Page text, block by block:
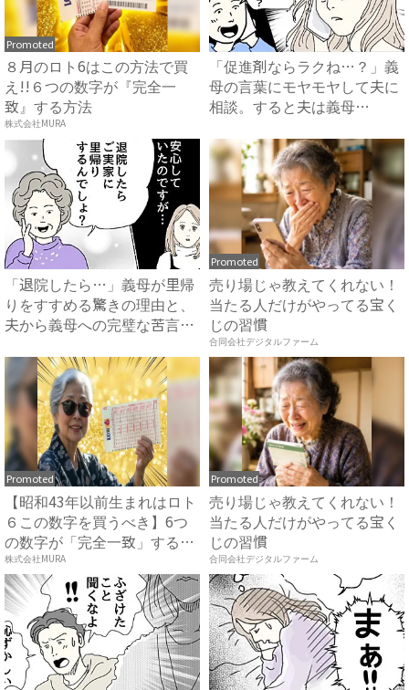
Promoted
８月のロト6はこの方法で買
え!!６つの数字が『完全一
致』する方法
株式会社MURA
「促進剤ならラクね…？」義
母の言葉にモヤモヤして夫に
相談。すると夫は義母
「退院したら…」義母が里帰
りをすすめる驚きの理由と、
夫から義母への完璧な苦言
Promoted
売り場じゃ教えてくれない！
当たる人だけがやってる宝く
じの習慣
合同会社デジタルファーム
Promoted
【昭和43年以前生まれはロト
６この数字を買うべき】6つ
の数字が「完全一致」する
方...
株式会社MURA
Promoted
売り場じゃ教えてくれない！
当たる人だけがやってる宝く
じの習慣
合同会社デジタルファーム